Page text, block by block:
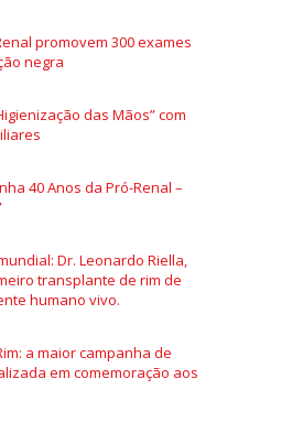
promovem 300 exames
negra
das Mãos” com
40 Anos da Pró-Renal –
Dr. Leonardo Riella,
transplante de rim de
humano vivo.
a maior campanha de
em comemoração aos